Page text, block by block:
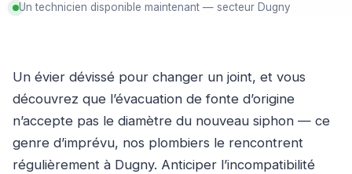
Un technicien disponible maintenant — secteur Dugny
Un évier dévissé pour changer un joint, et vous
découvrez que l’évacuation de fonte d’origine
n’accepte pas le diamètre du nouveau siphon — ce
genre d’imprévu, nos plombiers le rencontrent
régulièrement à Dugny. Anticiper l’incompatibilité